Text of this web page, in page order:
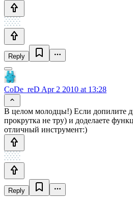
Reply
CoDe_reD Apr 2 2010 at 13:28
В целом молодцы!) Если допилите
прокрутка не тру) и доделаете
отличный инструмент:)
Reply